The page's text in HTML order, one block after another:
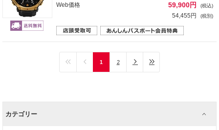
Web価格
59,900円 (税込)
54,455円 (税別)
1 2
カテゴリー